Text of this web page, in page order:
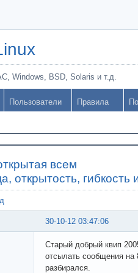
Windows, BSD, Solaris и т.д.
Пользователи Правила
всем
открытость,
30-10-12 03:47:06
Старый добрый квип
отсылать сообщения на
разбирался.